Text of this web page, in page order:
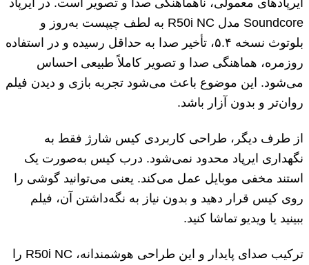
Soundcore مدل R50i NC به لطف چیپست به‌روز و
بلوتوث نسخه ۵.۴، تأخیر صدا به حداقل رسیده و در استفاده
روزمره، هماهنگی صدا و تصویر کاملاً طبیعی احساس
می‌شود. این موضوع باعث می‌شود تجربه بازی و دیدن فیلم
روان‌تر و بدون آزار باشد.
از طرف دیگر، طراحی کاربردی کیس شارژ فقط به
نگهداری ایرپاد محدود نمی‌شود. درب کیس به‌صورت یک
استند مخفی موبایل عمل می‌کند. یعنی می‌توانید گوشی را
روی کیس قرار دهید و بدون نیاز به نگه‌داشتن آن، فیلم
ببینید یا ویدیو تماشا کنید.
ترکیب صدای پایدار و این طراحی هوشمندانه، R50i NC را